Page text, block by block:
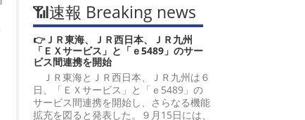
📶速報 Breaking news
👉ＪＲ東海、ＪＲ西日本、ＪＲ九州
「ＥＸサービス」と「ｅ5489」のサー
ビス間連携を開始
ＪＲ東海とＪＲ西日本、ＪＲ九州は６
日、「ＥＸサービス」と「ｅ5489」の
サービス間連携を開始し、さらなる機能
拡充を図ると発表した。９月15日には、